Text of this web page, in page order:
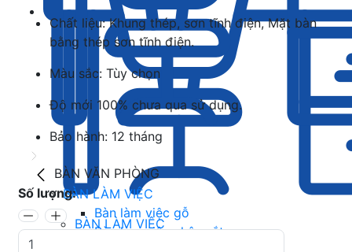
BÀN LÀM VIỆC
BÀN VĂN PHÒNG
BÀN LÀM VIỆC
Bàn làm việc gỗ
Bàn làm việc chân sắt
Chất liệu: Khung thép, sơn tĩnh điện, Mặt bàn
bằng thép sơn tĩnh điện.
Màu sắc: Tùy chọn
Độ mới 100% chưa qua sử dụng.
Bảo hành: 12 tháng
Số lượng: